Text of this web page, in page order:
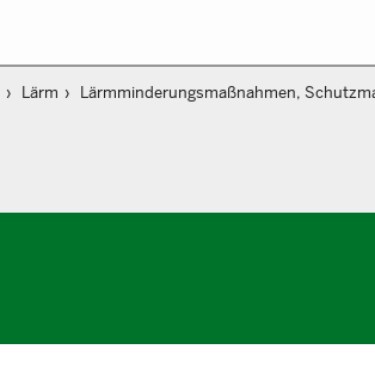
Lärm Lärmminderungsmaßnahmen,